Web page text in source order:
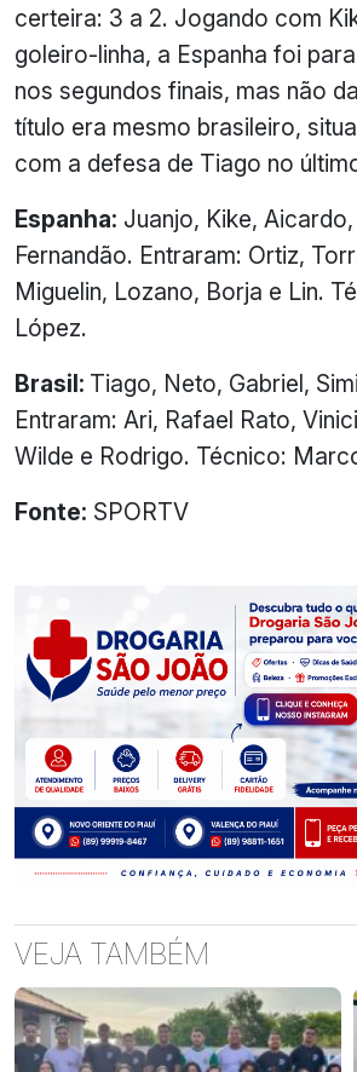
certeira: 3 a 2. Jogando com
goleiro-linha, a Espanha foi
nos segundos finais, mas não
título era mesmo brasileiro,
com a defesa de Tiago no
Espanha: Juanjo, Kike,
Fernandão. Entraram: Ortiz,
Miguelin, Lozano, Borja e Lin.
López.
Brasil: Tiago, Neto, Gabriel,
Entraram: Ari, Rafael Rato,
Wilde e Rodrigo. Técnico:
Fonte: SPORTV
VEJA TAMBÉM